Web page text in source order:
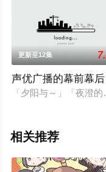
更新至12集
声优广播的幕前幕后
「夕阳与～」「夜澄
相关推荐